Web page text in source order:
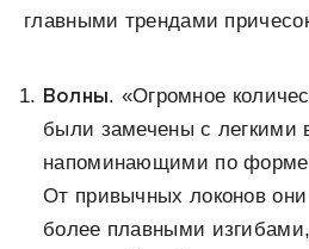
главными трендами
Волны. «Огромное
были замечены с легкими
напоминающими по форме
От привычных локонов
более плавными